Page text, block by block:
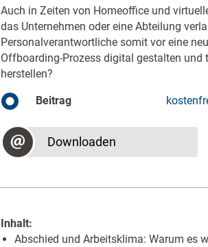
Auch in Zeiten von Homeoffice und
das Unternehmen oder eine Abteilung
Personalverantwortliche somit vor eine
Offboarding-Prozess digital gestalten
herstellen?
Beitrag
Downloaden
Inhalt:
Abschied und Arbeitsklima: Warum es